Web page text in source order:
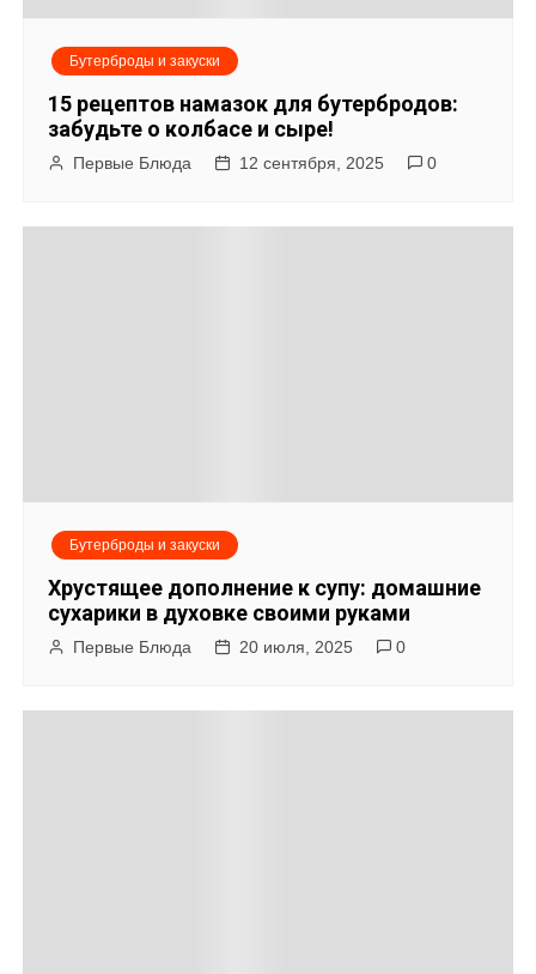
м
Бутерброды и закуски
15 рецептов намазок для бутербродов:
забудьте о колбасе и сыре!
Первые Блюда 12 сентября, 2025 0
Бутерброды и закуски
Хрустящее дополнение к супу: домашние
сухарики в духовке своими руками
Первые Блюда 20 июля, 2025 0